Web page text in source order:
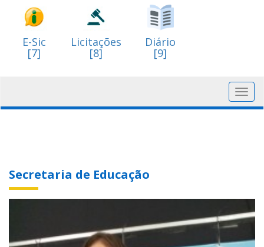
E-Sic
[7]
Licitações
[8]
Diário
[9]
Secretaria de Educação